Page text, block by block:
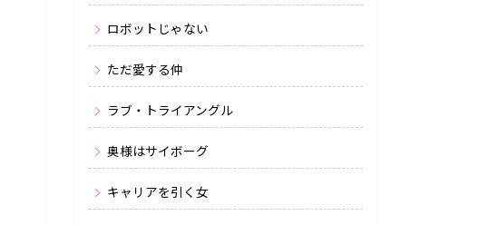
ロボットじゃない
ただ愛する仲
ラブ・トライアングル
奥様はサイボーグ
キャリアを引く女